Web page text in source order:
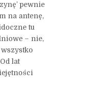
pewnie
na antenę,
tu
– nie,
lat